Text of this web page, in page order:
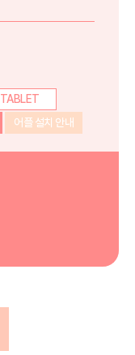
TABLET
어플 설치 안내